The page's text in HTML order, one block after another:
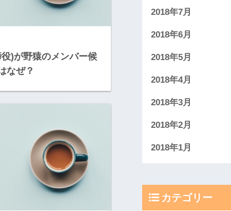
)が野猿のメンバー候
なぜ？
2018年7月
2018年6月
2018年5月
2018年4月
2018年3月
2018年2月
2018年1月
カテゴリー